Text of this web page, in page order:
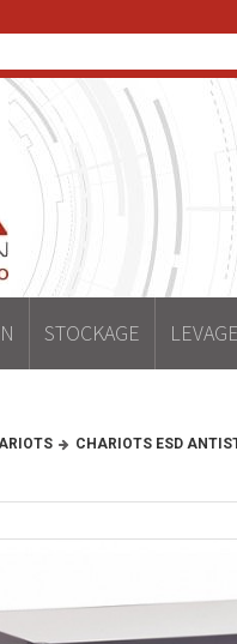
STOCKAGE LEVAGE
CHARIOTS ESD